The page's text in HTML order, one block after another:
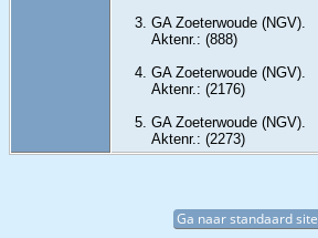
GA Zoeterwoude (NGV).
Aktenr.: (888)
GA Zoeterwoude (NGV).
Aktenr.: (2176)
GA Zoeterwoude (NGV).
Aktenr.: (2273)
Ga naar standaard site